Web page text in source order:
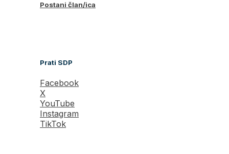
Postani član/ica
Prati SDP
Facebook
X
YouTube
Instagram
TikTok